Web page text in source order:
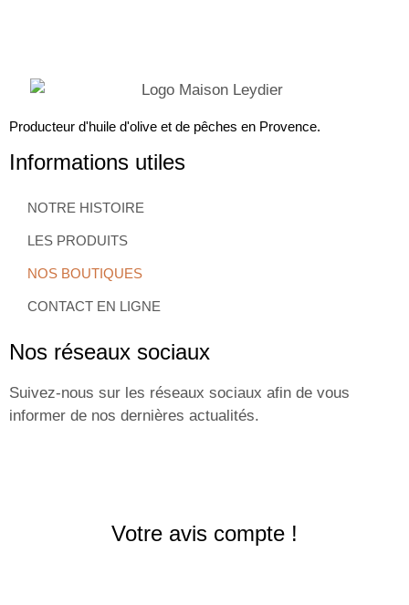
Producteur d'huile d'olive et de pêches en Provence.
Informations utiles
NOTRE HISTOIRE
LES PRODUITS
NOS BOUTIQUES
CONTACT EN LIGNE
Nos réseaux sociaux
Suivez-nous sur les réseaux sociaux afin de vous
informer de nos dernières actualités.
Votre avis compte !